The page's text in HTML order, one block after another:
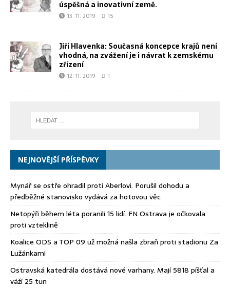
úspěšná a inovativní země.
13. 11. 2019 15
Jiří Hlavenka: Současná koncepce krajů není
vhodná, na zvážení je i návrat k zemskému
zřízení
12. 11. 2019 1
NEJNOVĚJŠÍ PŘÍSPĚVKY
Mynář se ostře ohradil proti Aberlovi. Porušil dohodu a
předběžné stanovisko vydává za hotovou věc
Netopýři během léta poranili 15 lidí. FN Ostrava je očkovala
proti vzteklině
Koalice ODS a TOP 09 už možná našla zbraň proti stadionu Za
Lužánkami
Ostravská katedrála dostává nové varhany. Mají 5818 píšťal a
váží 25 tun